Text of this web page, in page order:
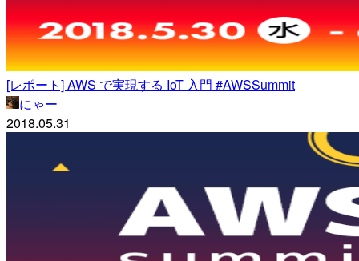
[レポート] AWS で実現する IoT 入門 #AWSSummit
にゃー
2018.05.31